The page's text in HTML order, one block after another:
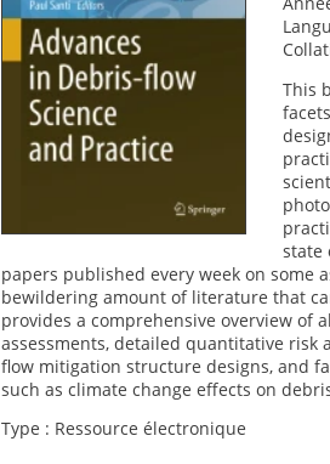
This
state
papers published every week on some
bewildering amount of literature that
provides a comprehensive overview of
assessments, detailed quantitative risk
flow mitigation structure designs, and
such as climate change effects on
Type : Ressource électronique